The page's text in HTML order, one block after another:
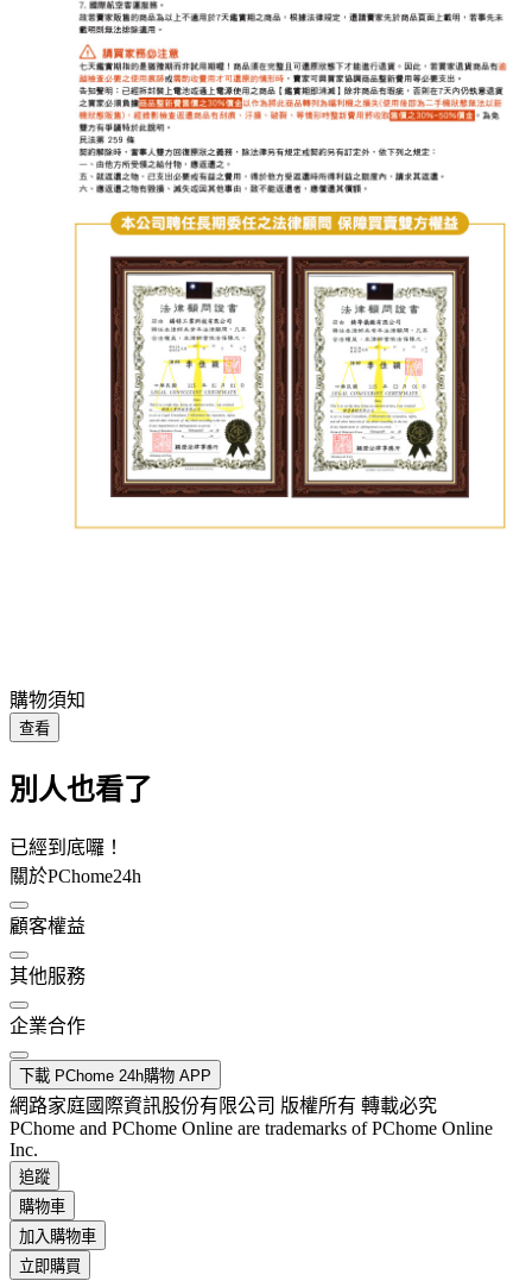
購物須知
查看
別人也看了
已經到底囉！
關於PChome24h
顧客權益
其他服務
企業合作
下載 PChome 24h購物 APP
網路家庭國際資訊股份有限公司 版權所有 轉載必究
PChome and PChome Online are trademarks of PChome Online
Inc.
追蹤
購物車
加入購物車
立即購買